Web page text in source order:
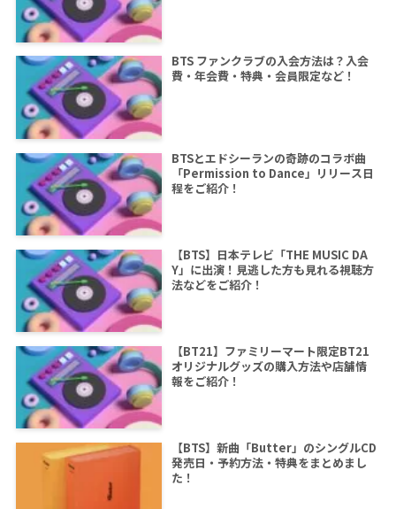
BTS ファンクラブの入会方法は？入会
費・年会費・特典・会員限定など！
BTSとエドシーランの奇跡のコラボ曲
「Permission to Dance」リリース日
程をご紹介！
【BTS】日本テレビ「THE MUSIC DA
Y」に出演！見逃した方も見れる視聴方
法などをご紹介！
【BT21】ファミリーマート限定BT21
オリジナルグッズの購入方法や店舗情
報をご紹介！
【BTS】新曲「Butter」のシングルCD
発売日・予約方法・特典をまとめまし
た！